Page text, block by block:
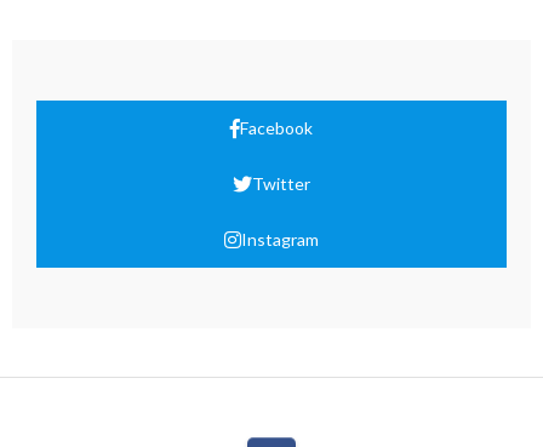
Facebook
Twitter
Instagram